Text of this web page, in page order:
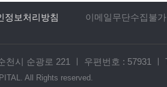
정보처리방침 이메일무단수집불가
천시 순광로 221 ㅣ 우편번호 : 57931 ㅣ
All Rights reserved.